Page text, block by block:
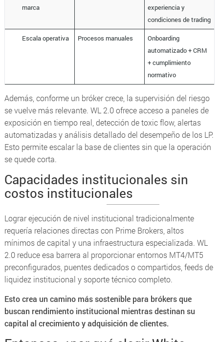
marca
experiencia y
condiciones de trading
Escala operativa Procesos manuales
Onboarding
automatizado + CRM
+ cumplimiento
normativo
Además, conforme un bróker crece, la supervisión del riesgo
se vuelve más relevante. WL 2.0 ofrece acceso a paneles de
exposición en tiempo real, detección detoxic flow, alertas
automatizadas y análisis detallado del desempeño de los LP.
Esto permite escalar la base de clientes sin que la operación
se quede corta.
Capacidades institucionales sin
costos institucionales
Lograr ejecución de nivel institucional tradicionalmente
requería relaciones directas con Prime Brokers, altos
mínimos de capital y una infraestructura especializada. WL
2.0 reduce esa barrera al proporcionar entornos MT4/MT5
preconfigurados, puentes dedicados o compartidos, feedsde
liquidez institucional y soporte técnico completo.
Esto crea un camino más sostenible para brókers que
buscan rendimiento institucional mientras destinan su
capital al crecimiento y adquisición de clientes.